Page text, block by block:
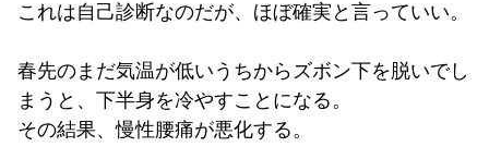
これは自己診断なのだが、ほぼ確実と言っていい。
春先のまだ気温が低いうちからズボン下を脱いでし
まうと、下半身を冷やすことになる。
その結果、慢性腰痛が悪化する。